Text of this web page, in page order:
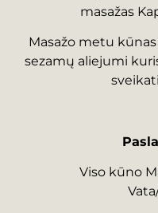
masažas
Masažo metu
sezamų aliejumi
Viso kūno